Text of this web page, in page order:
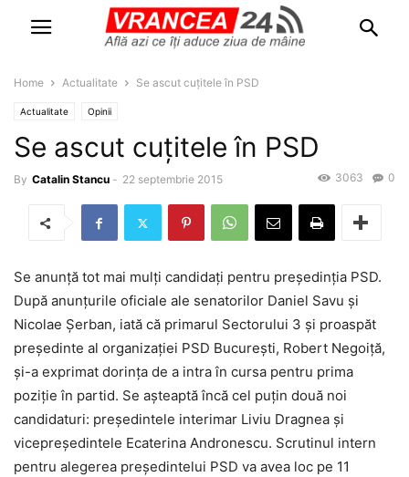
Home Actualitate Se ascut cuţitele în PSD
Actualitate Opinii
Se ascut cuţitele în PSD
By Catalin Stancu - 22 septembrie 2015 0
3063
Se anunță tot mai mulți candidați pentru președinția PSD.
După anunțurile oficiale ale senatorilor Daniel Savu și
Nicolae Șerban, iată că primarul Sectorului 3 și proaspăt
președinte al organizației PSD București, Robert Negoiță,
și-a exprimat dorința de a intra în cursa pentru prima
poziție în partid. Se așteaptă încă cel puțin două noi
candidaturi: președintele interimar Liviu Dragnea și
vicepreședintele Ecaterina Andronescu. Scrutinul intern
pentru alegerea președintelui PSD va avea loc pe 11